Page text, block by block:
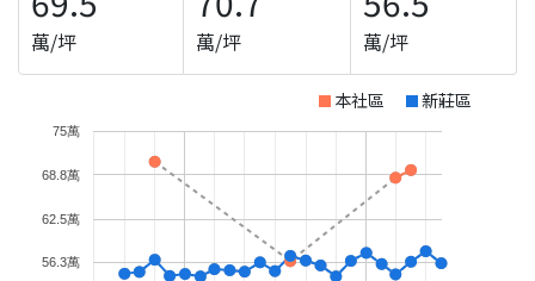
萬/坪 萬/坪 萬/坪
本社區 新莊區
56.3萬
62.5萬
68.8萬
75萬